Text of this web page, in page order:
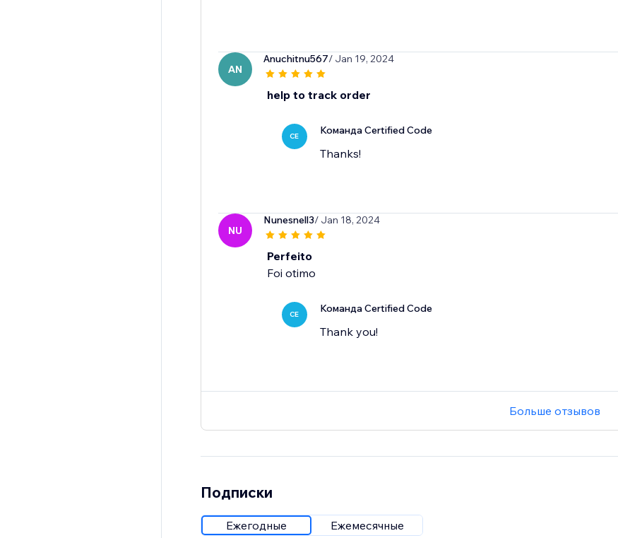
AN
Anuchitnu567/ Jan 19, 2024
help to track order
CE Команда Certified Code
Thanks!
NU
Nunesnell3/ Jan 18, 2024
Perfeito
Foi otimo
CE Команда Certified Code
Thank you!
Больше отзывов
Подписки
Ежегодные Ежемесячные